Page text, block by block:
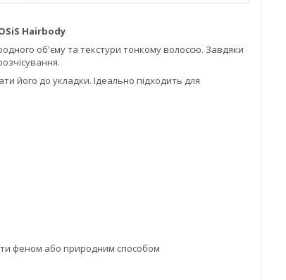
Hairbody
об'єму та текстури тонкому волоссю. Завдяки
його до укладки. Ідеально підходить для
феном або природним способом